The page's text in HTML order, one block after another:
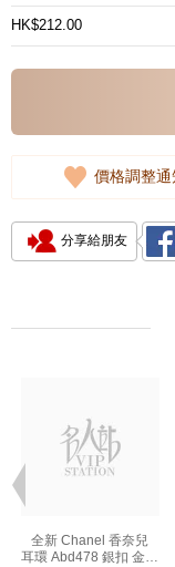
HK$212.00
價格調整通
分享給朋友
全新 Chanel 香奈兒
耳環 Abd478 銀扣 金屬